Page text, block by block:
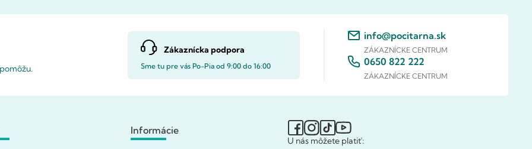
Zákaznícka podpora
Sme tu pre vás Po-Pia od 9:00 do 16:00
info@pocitarna.sk
ZÁKAZNÍCKE CENTRUM
0650 822 222
ZÁKAZNÍCKE CENTRUM
Informácie
U nás môžete platiť: